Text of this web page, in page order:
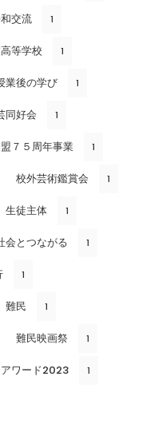
交流 1
等学校 1
業後の学び 1
同好会 1
７５周年事業 1
校外芸術鑑賞会 1
生徒主体 1
会とつながる 1
1
難民 1
難民映画祭 1
ワード2023 1